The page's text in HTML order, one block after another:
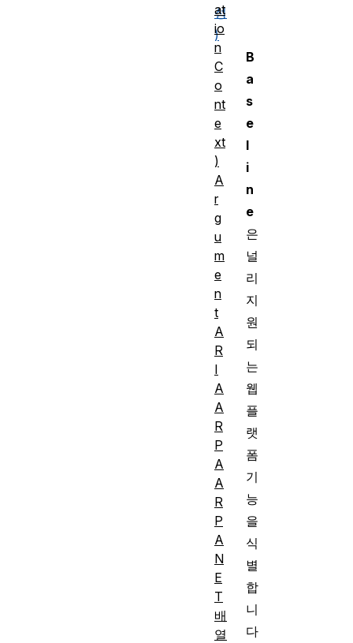
성
)
B
a
s
e
l
i
n
e
은
널
리
지
원
되
는
웹
플
랫
폼
기
능
을
식
별
합
니
다
at
io
n
C
o
nt
e
xt
)
A
r
g
u
m
e
n
t
A
R
I
A
A
R
P
A
A
R
P
A
N
E
T
배
열